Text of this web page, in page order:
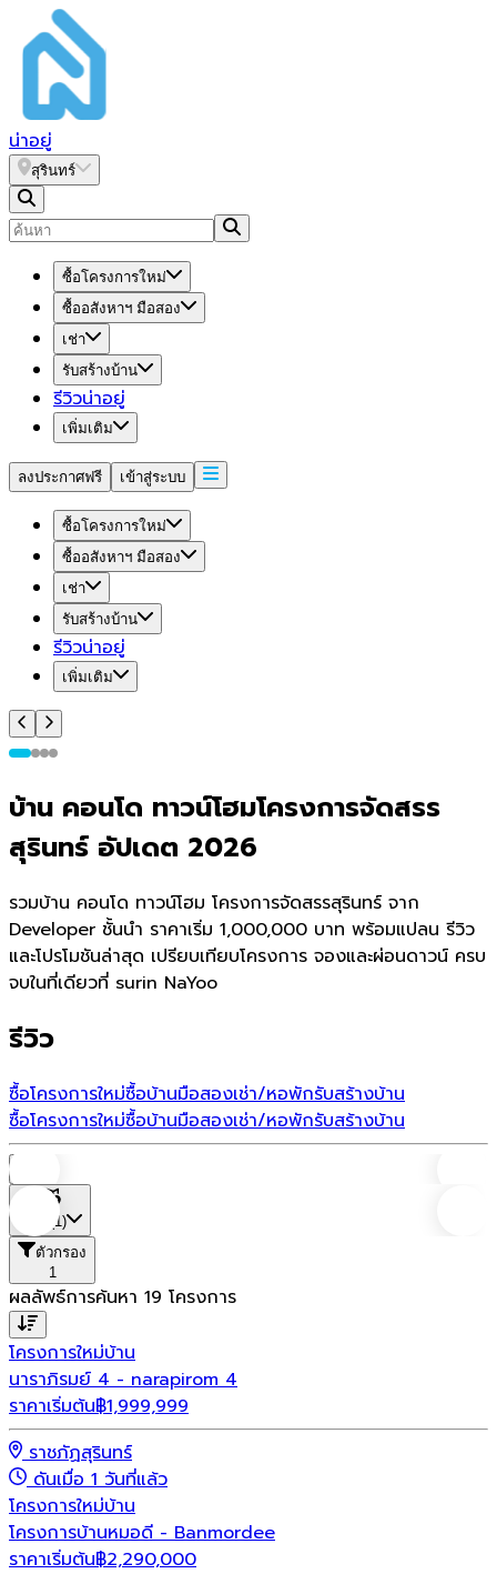
น่าอยู่
สุรินทร์
ซื้อโครงการใหม่
ซื้ออสังหาฯ มือสอง
เช่า
รับสร้างบ้าน
รีวิวน่าอยู่
เพิ่มเติม
ลงประกาศฟรี เข้าสู่ระบบ
ซื้อโครงการใหม่
ซื้ออสังหาฯ มือสอง
เช่า
รับสร้างบ้าน
รีวิวน่าอยู่
เพิ่มเติม
บ้าน คอนโด ทาวน์โฮมโครงการจัดสรร
สุรินทร์ อัปเดต 2026
รวมบ้าน คอนโด ทาวน์โฮม โครงการจัดสรรสุรินทร์ จาก
Developer ชั้นนำ ราคาเริ่ม 1,000,000 บาท พร้อมแปลน รีวิว
และโปรโมชันล่าสุด เปรียบเทียบโครงการ จองและผ่อนดาวน์ ครบ
จบในที่เดียวที่ surin NaYoo
รีวิว
ซื้อโครงการใหม่ซื้อบ้านมือสองเช่า/หอพักรับสร้างบ้าน
ซื้อโครงการใหม่ซื้อบ้านมือสองเช่า/หอพักรับสร้างบ้าน
(1)
ตัวกรอง
1
ผลลัพธ์การค้นหา 19 โครงการ
โครงการใหม่บ้าน
นาราภิรมย์ 4 - narapirom 4
ราคาเริ่มต้น฿1,999,999
ราชภัฏสุรินทร์
ดันเมื่อ 1 วันที่แล้ว
โครงการใหม่บ้าน
โครงการบ้านหมอดี - Banmordee
ราคาเริ่มต้น฿2,290,000